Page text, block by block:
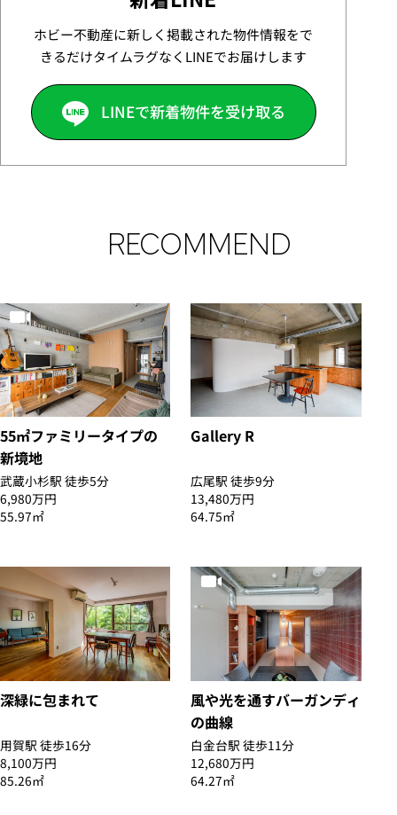
ホビー不動産に新しく掲載された物件情報をで
きるだけタイムラグなくLINEでお届けします
LINEで新着物件を受け取る
RECOMMEND
55㎡ファミリータイプの
新境地
武蔵小杉駅 徒歩5分
6,980万円
55.97㎡
Gallery R
広尾駅 徒歩9分
13,480万円
64.75㎡
深緑に包まれて
用賀駅 徒歩16分
8,100万円
85.26㎡
風や光を通すバーガンディ
の曲線
白金台駅 徒歩11分
12,680万円
64.27㎡